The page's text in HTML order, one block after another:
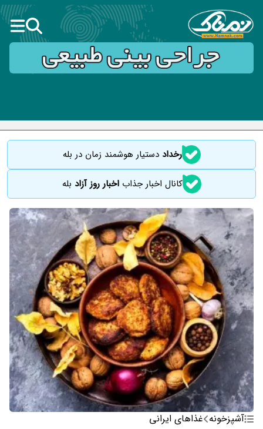
رخداددستیار هوشمند زمان در بله
کانال اخبار جذاباخبار روز آزاد بله
آشپزخونه غذاهای ایرانی